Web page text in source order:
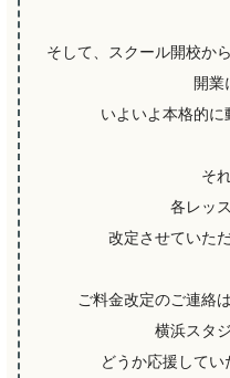
そして、スクール開校か
開業
いよいよ本格的に
そ
各レッ
改定させていた
ご料金改定のご連絡
横浜スタ
どうか応援してい